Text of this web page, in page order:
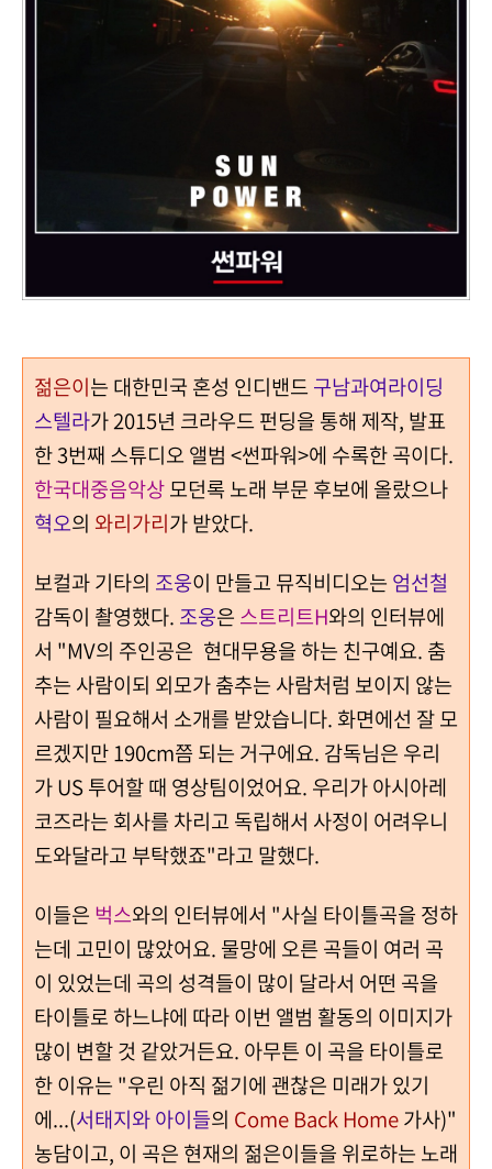
젊은이는 대한민국 혼성 인디밴드구남과여라이딩
스텔라가 2015년 크라우드 펀딩을 통해 제작, 발표
한 3번째 스튜디오 앨범 <썬파워>에 수록한 곡이다.
한국대중음악상모던록 노래 부문 후보에 올랐으나
혁오의 와리가리가 받았다.
보컬과 기타의 조웅이 만들고 뮤직비디오는 엄선철
감독이 촬영했다. 조웅은 스트리트H와의 인터뷰에
서 "MV의 주인공은 현대무용을 하는 친구예요. 춤
추는 사람이되 외모가 춤추는 사람처럼 보이지 않는
사람이 필요해서 소개를 받았습니다. 화면에선 잘 모
르겠지만 190cm쯤 되는 거구에요. 감독님은 우리
가 US 투어할 때 영상팀이었어요. 우리가 아시아레
코즈라는 회사를 차리고 독립해서 사정이 어려우니
도와달라고 부탁했죠"라고 말했다.
이들은 벅스와의 인터뷰에서 "사실 타이틀곡을 정하
는데 고민이 많았어요. 물망에 오른 곡들이 여러 곡
이 있었는데 곡의 성격들이 많이 달라서 어떤 곡을
타이틀로 하느냐에 따라 이번 앨범 활동의 이미지가
많이 변할 것 같았거든요. 아무튼 이 곡을 타이틀로
한 이유는 "우린 아직 젊기에 괜찮은 미래가 있기
에...(서태지와 아이들의 Come Back Home가사)"
농담이고, 이 곡은 현재의 젊은이들을 위로하는 노래